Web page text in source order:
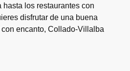
los restaurantes con
disfrutar de una buena
encanto, Collado-Villalba